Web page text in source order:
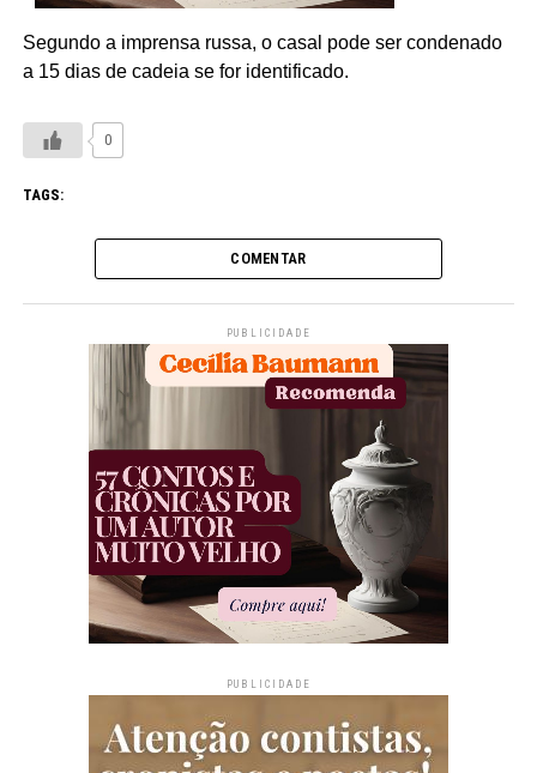
Segundo a imprensa russa, o casal pode ser condenado
a 15 dias de cadeia se for identificado.
0
TAGS:
COMENTAR
PUBLICIDADE
PUBLICIDADE